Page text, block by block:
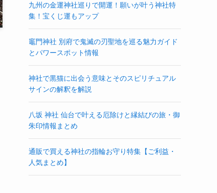
九州の金運神社巡りで開運！願いが叶う神社特
集！宝くじ運もアップ
竈門神社 別府で鬼滅の刃聖地を巡る魅力ガイド
とパワースポット情報
神社で黒猫に出会う意味とそのスピリチュアル
サインの解釈を解説
八坂 神社 仙台で叶える厄除けと縁結びの旅・御
朱印情報まとめ
通販で買える神社の指輪お守り特集【ご利益・
人気まとめ】